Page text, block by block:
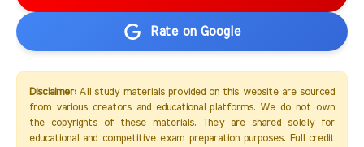
Rate on Google
Disclaimer:All study materials provided on this website are sourced
from various creators and educational platforms. We do not own
the copyrights of these materials. They are shared solely for
educational and competitive exam preparation purposes. Full credit